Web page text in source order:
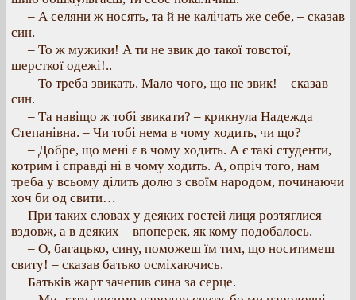
– А селяни ж носять, та й не калічать же себе, – сказав
син.
– То ж мужики! А ти не звик до такої товстої,
шерсткої одежі!..
– То треба звикать. Мало чого, що не звик! – сказав
син.
– Та навіщо ж тобі звикати? – крикнула Надежда
Степанівна. – Чи тобі нема в чому ходить, чи що?
– Добре, що мені є в чому ходить. А є такі студенти,
котрим і справді ні в чому ходить. А, опріч того, нам
треба у всьому ділить долю з своїм народом, починаючи
хоч би од свити…
При таких словах у деяких гостей лиця розтяглися
вздовж, а в деяких – впоперек, як кому подобалось.
– О, багацько, сину, поможеш їм тим, що носитимеш
свиту! – сказав батько осміхаючись.
Батьків жарт зачепив сина за серце.